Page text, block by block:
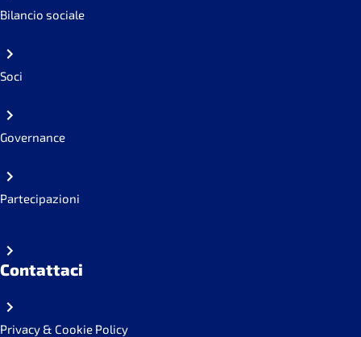
Bilancio sociale
Soci
Governance
Partecipazioni
Contattaci
Privacy & Cookie Policy